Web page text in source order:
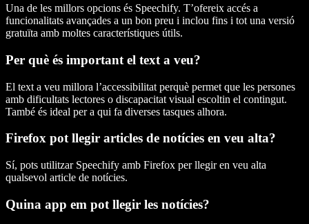
Una de les millors opcions és Speechify. T’ofereix accés a
funcionalitats avançades a un bon preu i inclou fins i tot una versió
gratuïta amb moltes característiques útils.
Per què és important el text a veu?
El text a veu millora l’accessibilitat perquè permet que les persones
amb dificultats lectores o discapacitat visual escoltin el contingut.
També és ideal per a qui fa diverses tasques alhora.
Firefox pot llegir articles de notícies en veu alta?
Sí, pots utilitzar Speechify amb Firefox per llegir en veu alta
qualsevol article de notícies.
Quina app em pot llegir les notícies?